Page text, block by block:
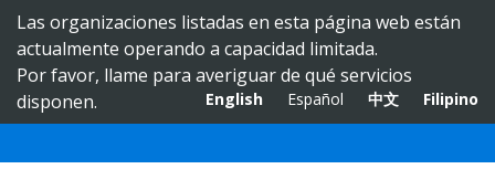
t
Las organizaciones listadas en esta página web están
actualmente operando a capacidad limitada.
Por favor, llame para averiguar de qué servicios
disponen.
English Español 中文 Filipino